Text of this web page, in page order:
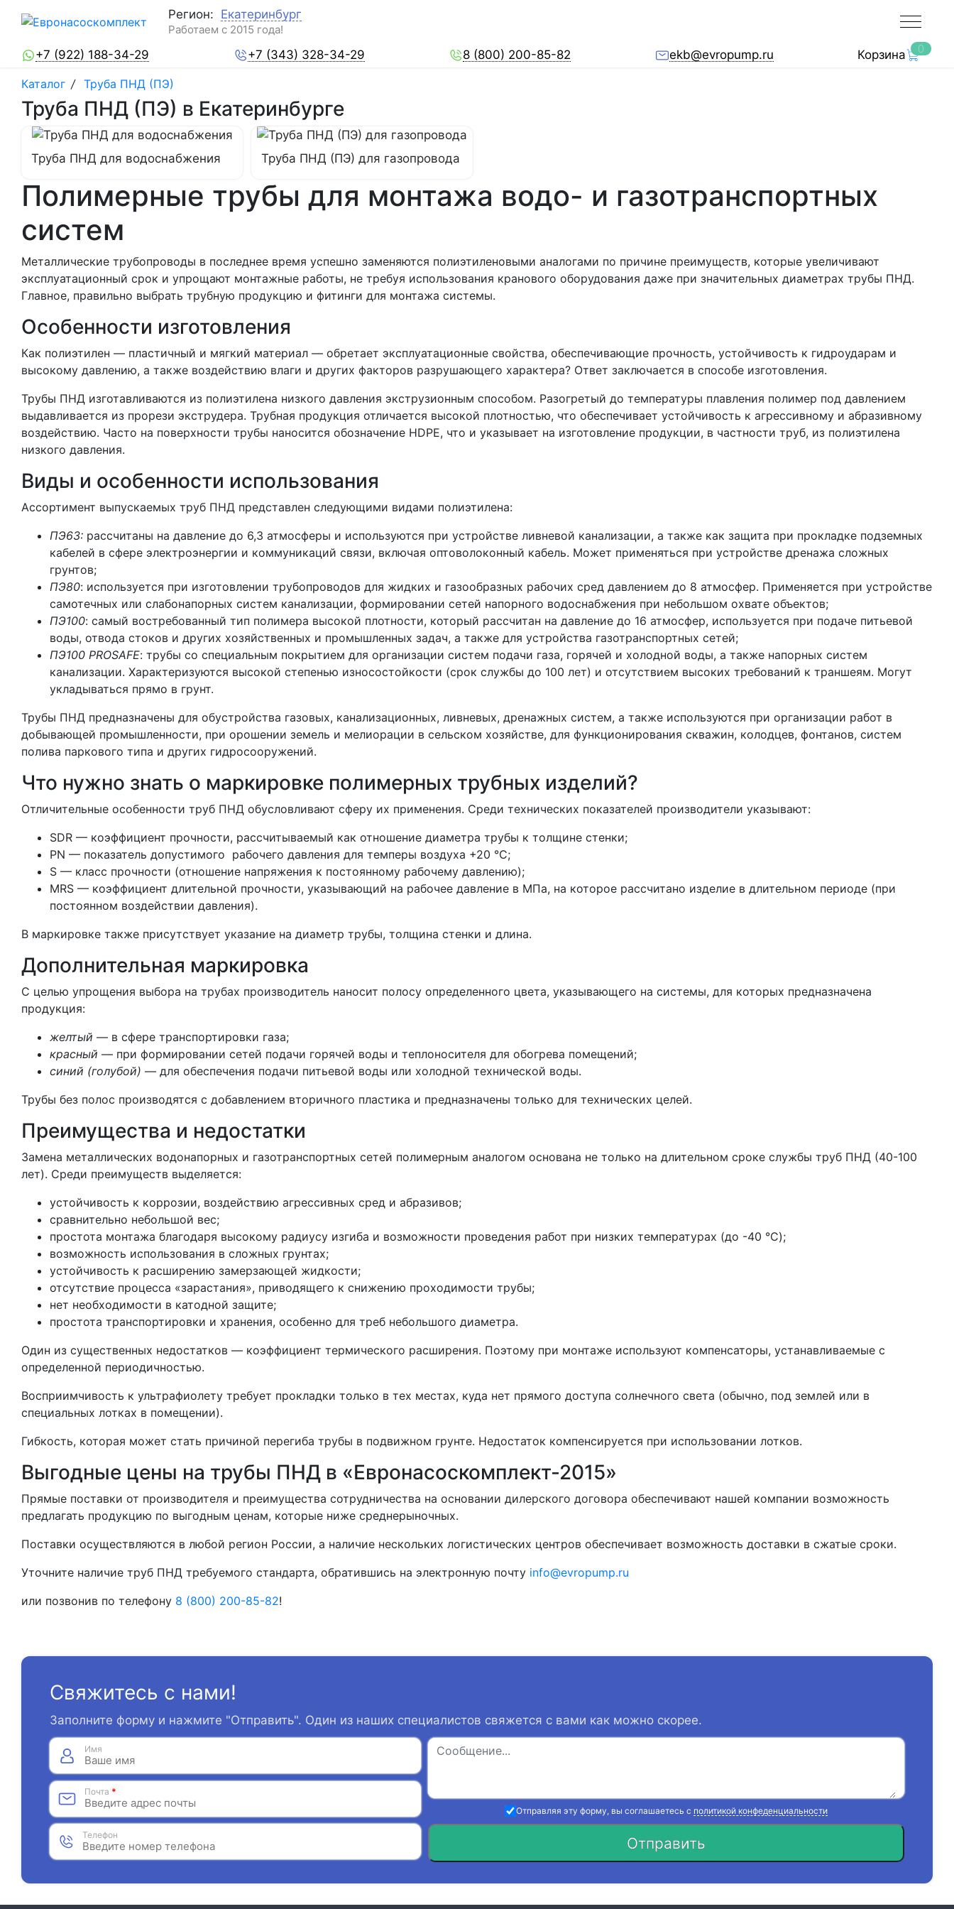
Регион: Екатеринбург
Работаем с 2015 года!
+7 (922) 188-34-29 +7 (343) 328-34-29 8 (800) 200-85-82 ekb@evropump.ru Корзина 0
Каталог / Труба ПНД (ПЭ)
Труба ПНД (ПЭ) в Екатеринбурге
Труба ПНД для водоснабжения Труба ПНД (ПЭ) для газопровода
Полимерные трубы для монтажа водо- и газотранспортных
систем
Металлические трубопроводы в последнее время успешно заменяются полиэтиленовыми аналогами по причине преимуществ, которые увеличивают
эксплуатационный срок и упрощают монтажные работы, не требуя использования кранового оборудования даже при значительных диаметрах трубы ПНД.
Главное, правильно выбрать трубную продукцию и фитинги для монтажа системы.
Особенности изготовления
Как полиэтилен — пластичный и мягкий материал — обретает эксплуатационные свойства, обеспечивающие прочность, устойчивость к гидроударам и
высокому давлению, а также воздействию влаги и других факторов разрушающего характера? Ответ заключается в способе изготовления.
Трубы ПНД изготавливаются из полиэтилена низкого давления экструзионным способом. Разогретый до температуры плавления полимер под давлением
выдавливается из прорези экструдера. Трубная продукция отличается высокой плотностью, что обеспечивает устойчивость к агрессивному и абразивному
воздействию. Часто на поверхности трубы наносится обозначение HDPE, что и указывает на изготовление продукции, в частности труб, из полиэтилена
низкого давления.
Виды и особенности использования
Ассортимент выпускаемых труб ПНД представлен следующими видами полиэтилена:
ПЭ63: рассчитаны на давление до 6,3 атмосферы и используются при устройстве ливневой канализации, а также как защита при прокладке подземных
кабелей в сфере электроэнергии и коммуникаций связи, включая оптоволоконный кабель. Может применяться при устройстве дренажа сложных
грунтов;
ПЭ80: используется при изготовлении трубопроводов для жидких и газообразных рабочих сред давлением до 8 атмосфер. Применяется при устройстве
самотечных или слабонапорных систем канализации, формировании сетей напорного водоснабжения при небольшом охвате объектов;
ПЭ100: самый востребованный тип полимера высокой плотности, который рассчитан на давление до 16 атмосфер, используется при подаче питьевой
воды, отвода стоков и других хозяйственных и промышленных задач, а также для устройства газотранспортных сетей;
ПЭ100 PROSAFE: трубы со специальным покрытием для организации систем подачи газа, горячей и холодной воды, а также напорных систем
канализации. Характеризуются высокой степенью износостойкости (срок службы до 100 лет) и отсутствием высоких требований к траншеям. Могут
укладываться прямо в грунт.
Трубы ПНД предназначены для обустройства газовых, канализационных, ливневых, дренажных систем, а также используются при организации работ в
добывающей промышленности, при орошении земель и мелиорации в сельском хозяйстве, для функционирования скважин, колодцев, фонтанов, систем
полива паркового типа и других гидросооружений.
Что нужно знать о маркировке полимерных трубных изделий?
Отличительные особенности труб ПНД обусловливают сферу их применения. Среди технических показателей производители указывают:
SDR — коэффициент прочности, рассчитываемый как отношение диаметра трубы к толщине стенки;
PN — показатель допустимого рабочего давления для темперы воздуха +20 °C;
S — класс прочности (отношение напряжения к постоянному рабочему давлению);
MRS — коэффициент длительной прочности, указывающий на рабочее давление в МПа, на которое рассчитано изделие в длительном периоде (при
постоянном воздействии давления).
В маркировке также присутствует указание на диаметр трубы, толщина стенки и длина.
Дополнительная маркировка
С целью упрощения выбора на трубах производитель наносит полосу определенного цвета, указывающего на системы, для которых предназначена
продукция:
желтый — в сфере транспортировки газа;
красный — при формировании сетей подачи горячей воды и теплоносителя для обогрева помещений;
синий (голубой) — для обеспечения подачи питьевой воды или холодной технической воды.
Трубы без полос производятся с добавлением вторичного пластика и предназначены только для технических целей.
Преимущества и недостатки
Замена металлических водонапорных и газотранспортных сетей полимерным аналогом основана не только на длительном сроке службы труб ПНД (40-100
лет). Среди преимуществ выделяется:
устойчивость к коррозии, воздействию агрессивных сред и абразивов;
сравнительно небольшой вес;
простота монтажа благодаря высокому радиусу изгиба и возможности проведения работ при низких температурах (до -40 °C);
возможность использования в сложных грунтах;
устойчивость к расширению замерзающей жидкости;
отсутствие процесса «зарастания», приводящего к снижению проходимости трубы;
нет необходимости в катодной защите;
простота транспортировки и хранения, особенно для треб небольшого диаметра.
Один из существенных недостатков — коэффициент термического расширения. Поэтому при монтаже используют компенсаторы, устанавливаемые с
определенной периодичностью.
Восприимчивость к ультрафиолету требует прокладки только в тех местах, куда нет прямого доступа солнечного света (обычно, под землей или в
специальных лотках в помещении).
Гибкость, которая может стать причиной перегиба трубы в подвижном грунте. Недостаток компенсируется при использовании лотков.
Выгодные цены на трубы ПНД в «Евронасоскомплект-2015»
Прямые поставки от производителя и преимущества сотрудничества на основании дилерского договора обеспечивают нашей компании возможность
предлагать продукцию по выгодным ценам, которые ниже среднерыночных.
Поставки осуществляются в любой регион России, а наличие нескольких логистических центров обеспечивает возможность доставки в сжатые сроки.
Уточните наличие труб ПНД требуемого стандарта, обратившись на электронную почту info@evropump.ru
или позвонив по телефону 8 (800) 200-85-82!
Свяжитесь с нами!
Заполните форму и нажмите "Отправить". Один из наших специалистов свяжется с вами как можно скорее.
Имя
Почта *
Телефон
Отправляя эту форму, вы соглашаетесь с политикой конфеденциальности
Отправить